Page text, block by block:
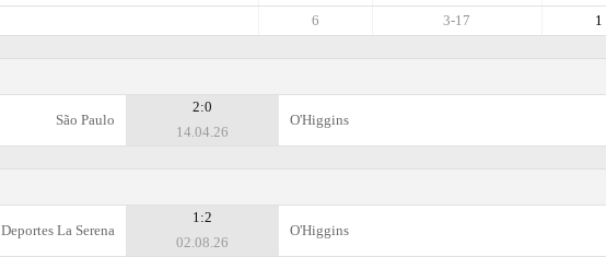
1
3-17
6
São Paulo
2:0
14.04.26
O'Higgins
Deportes La Serena
1:2
02.08.26
O'Higgins